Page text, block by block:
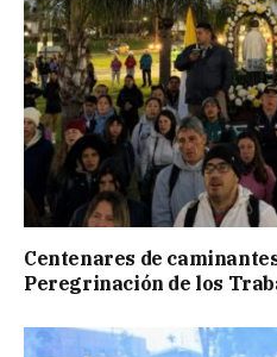
Centenares de
Peregrinación de los